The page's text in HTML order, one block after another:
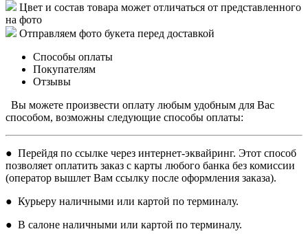
Цвет и состав товара может отличаться от представленного
на фото
Отправляем фото букета перед доставкой
Способы оплаты
Покупателям
Отзывы
Вы можете произвести оплату любым удобным для Вас
способом, возможны следующие способы оплаты:
● Перейдя по ссылке через интернет-эквайринг. Этот способ
позволяет оплатить заказ с карты любого банка без комиссии
(оператор вышлет Вам ссылку после оформления заказа).
● Курьеру наличными или картой по терминалу.
● В салоне наличными или картой по терминалу.